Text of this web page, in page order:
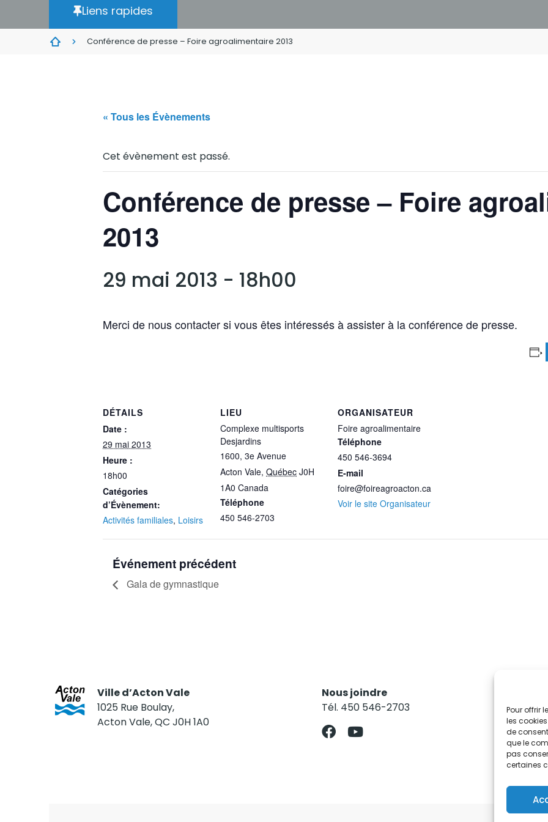
Pour offrir
les
de
que le
pas
certaines
Liens rapides
Conférence de presse – Foire agroalimentaire 2013
« Tous les Évènements
Cet évènement est passé.
Conférence de presse – Foire
2013
29 mai 2013 - 18h00
Merci de nous contacter si vous êtes intéressés à assister à la conférence de presse.
DÉTAILS
Date :
29 mai 2013
Heure :
18h00
Catégories
d’Évènement:
Activités familiales, Loisirs
LIEU
Complexe multisports
Desjardins
1600, 3e Avenue
Acton Vale, Québec J0H
1A0 Canada
Téléphone
450 546-2703
ORGANISATEUR
Foire agroalimentaire
Téléphone
450 546-3694
E-mail
foire@foireagroacton.ca
Voir le site Organisateur
Événement précédent
Gala de gymnastique
Ville d’Acton Vale
1025 Rue Boulay,
Acton Vale, QC J0H 1A0
Nous joindre
Tél. 450 546-2703